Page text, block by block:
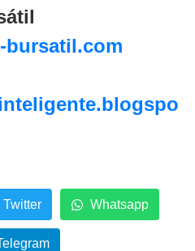
bursatil.com
Twitter Whatsapp